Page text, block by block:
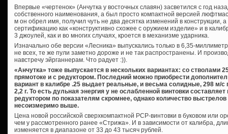
Впервые «чертенок» (Анчутка у восточных славян) засветился с год
собственного наименования, а был просто компактной версией
м он обрел имя, получил чуть не два десятка изменений в конструкции,
сертификацию как «конструктивно схожее с оружием изделие» и в
3 джоулей, как и во многих случаях, кроется в механизме ударника.
Изначально обе версии «Лесника» выпускались только в 6,35-
не всех, те же пули заметно дороже и не так распространены. И
навстречу эйрганнерам. Что радует :)).
«Анчутка» тоже выпускается в нескольких вариантах: со стволами
прямотоке и с редуктором. Последний можно приобрести
вариант в калибре .25 выдает реальные, и весьма солидные, 298 м/
2,2 г. То есть дульная энергия у не ослабленной винтовки
редуктором по показателям скромнее, однако количество
несоизмеримо выше.
Цена новой российской сверхкомпактной PCP-винтовки в буковом или
чем у рассмотренного ранее «Стрижа». И в зависимости от калибра,
изменяется в диапазоне от 33 до 43 тысяч рублей.